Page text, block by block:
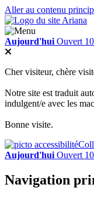
Aller au contenu
Aujourd'hui Ouvert
Cher visiteur, chère
Notre site est traduit
indulgent/e avec les
Bonne visite.
Aujourd'hui Ouvert
Navigation